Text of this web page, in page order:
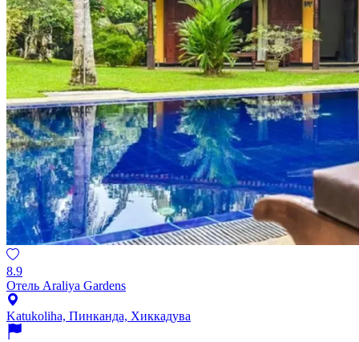
8.9
Отель Araliya Gardens
Katukoliha, Пинканда, Хиккадува